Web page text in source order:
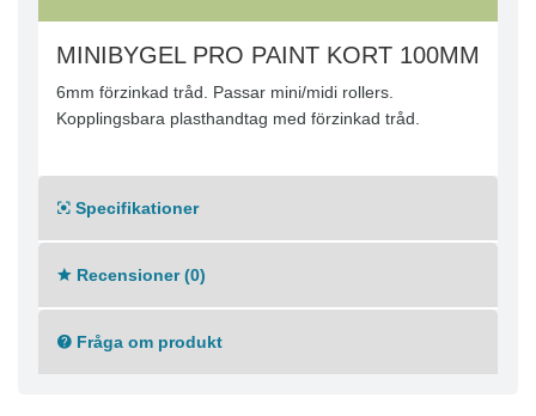
MINIBYGEL PRO PAINT KORT 100MM
6mm förzinkad tråd. Passar mini/midi rollers.
Kopplingsbara plasthandtag med förzinkad tråd.
Specifikationer
Recensioner (0)
Fråga om produkt